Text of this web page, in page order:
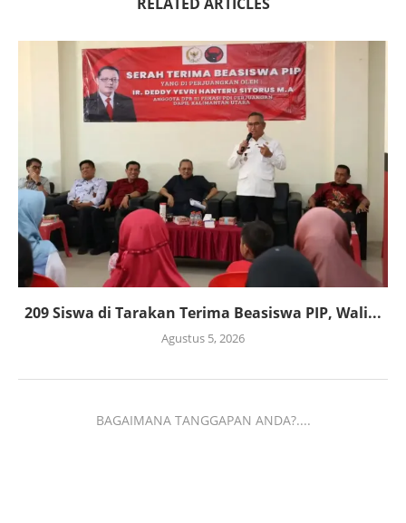
209 Siswa di Tarakan Terima Beasiswa PIP, Wali...
Agustus 5, 2026
BAGAIMANA TANGGAPAN ANDA?....